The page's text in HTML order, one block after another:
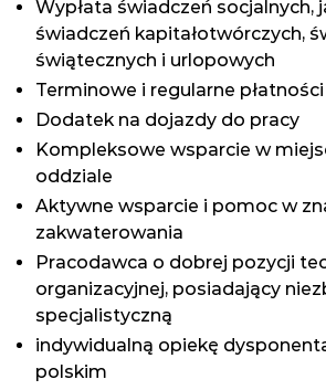
Wypłata świadczeń socjalnych,
świadczeń kapitałotwórczych,
świątecznych i urlopowych
Terminowe i regularne płatności
Dodatek na dojazdy do pracy
Kompleksowe wsparcie w
oddziale
Aktywne wsparcie i pomoc w
zakwaterowania
Pracodawca o dobrej pozycji
organizacyjnej, posiadający
specjalistyczną
indywidualną opiekę
polskim